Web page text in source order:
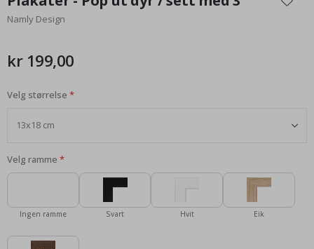
begynnelsen
av
Namly Design
kr 199,00
Velg størrelse
Velg ramme
Ingen ramme Svart Hvit Eik